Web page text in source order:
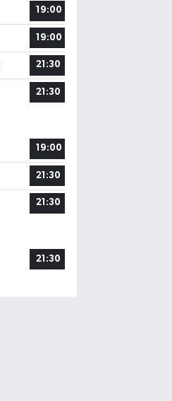
19:00
19:00
21:30
21:30
19:00
21:30
21:30
21:30